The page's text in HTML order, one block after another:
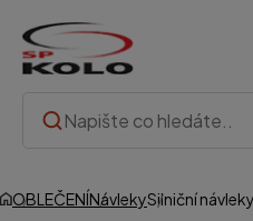
OBLEČENÍNávlekySilniční